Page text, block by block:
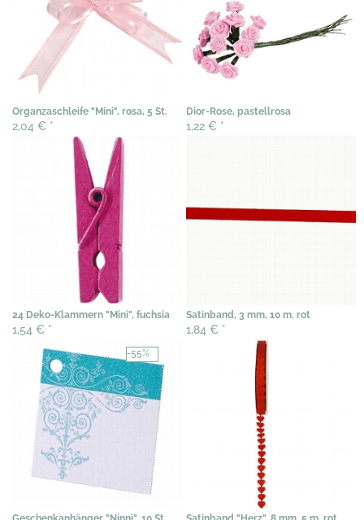
Organzaschleife "Mini", rosa, 5 St.
2,04 € *
Dior-Rose, pastellrosa
1,22 € *
24 Deko-Klammern "Mini", fuchsia
1,54 € *
Satinband, 3 mm, 10 m, rot
1,84 € *
-55%